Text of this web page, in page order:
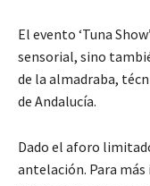
El evento ‘Tuna
sensorial, sino
de la almadraba,
de Andalucía.
Dado el aforo
antelación. Para